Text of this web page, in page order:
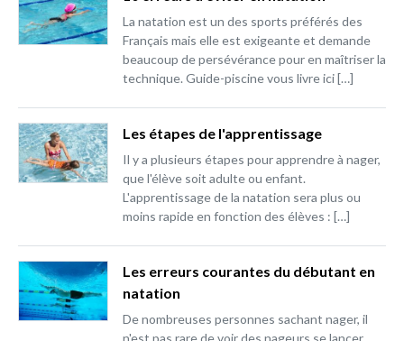
La natation est un des sports préférés des
Français mais elle est exigeante et demande
beaucoup de persévérance pour en maîtriser la
technique. Guide-piscine vous livre ici […]
Les étapes de l'apprentissage
Il y a plusieurs étapes pour apprendre à nager,
que l'élève soit adulte ou enfant.
L'apprentissage de la natation sera plus ou
moins rapide en fonction des élèves : […]
Les erreurs courantes du débutant en
natation
De nombreuses personnes sachant nager, il
n'est pas rare de voir des nageurs se lancer